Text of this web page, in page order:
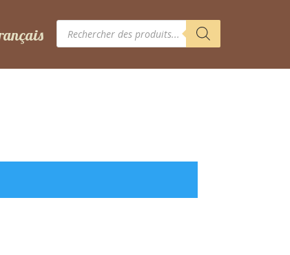
Recherche
produits